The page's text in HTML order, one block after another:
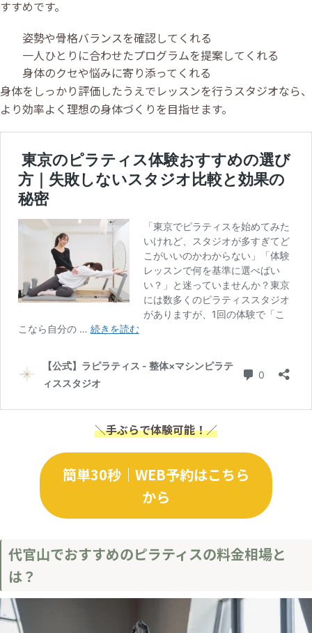
すすめです。
姿勢や骨格バランスを確認してくれる
一人ひとりに合わせたプログラムを提案してくれる
身体のクセや悩みに寄り添ってくれる
身体をしっかり評価したうえでレッスンを行うスタジオなら、
より効率よく理想の身体づくりを目指せます。
＼手ぶらで体験可能！／
簡単30秒｜WEB予約はこちら
から
代官山でおすすめのピラティスの料金相場と
は？